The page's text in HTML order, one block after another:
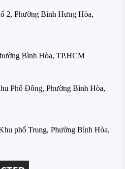
2, Phường Bình Hưng Hòa,
Bình Hòa, TP.HCM
Phố Đông, Phường Bình Hòa,
phố Trung, Phường Bình Hòa,